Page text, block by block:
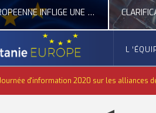
LA COMMISSION EUROPÉENNE INFLIGE UNE AMENDE RECORD À GOOGLE
D’OCCITANIE EUROPE, NUMÉRIQUE- DIGITAL ACTUALITÉ DE L'UNION
L
d'information 2020 sur les alliances